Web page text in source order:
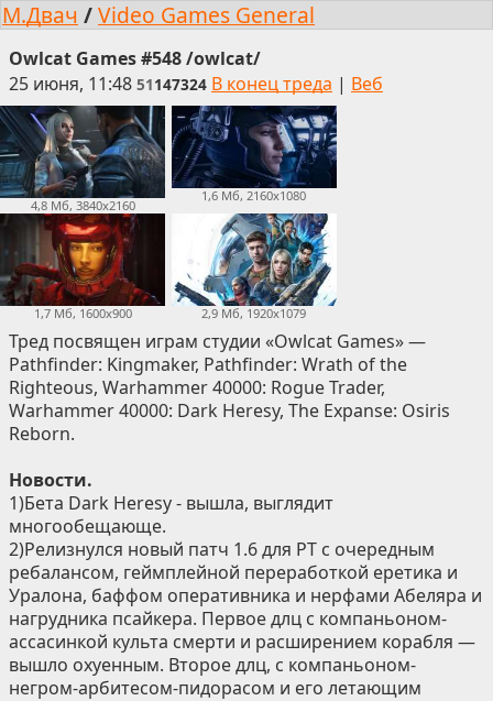
М.Двач /Video Games General
Owlcat Games #548 /owlcat/
25 июня, 11:48 51147324 В конец треда | Веб
4,8 Мб, 3840x2160
1,6 Мб, 2160x1080
1,7 Мб, 1600x900 2,9 Мб, 1920x1079
Тред посвящен играм студии «Owlcat Games» —
Pathfinder: Kingmaker, Pathfinder: Wrath of the
Righteous, Warhammer 40000: Rogue Trader,
Warhammer 40000: Dark Heresy, The Expanse: Osiris
Reborn.
Новости.
1)Бета Dark Heresy - вышла, выглядит
многообещающе.
2)Релизнулся новый патч 1.6 для РТ с очередным
ребалансом, геймплейной переработкой еретика и
Уралона, баффом оперативника и нерфами Абеляра и
нагрудника псайкера. Первое длц с компаньоном-
ассасинкой культа смерти и расширением корабля —
вышло охуенным. Второе длц, с компаньоном-
негром-арбитесом-пидорасом и его летающим